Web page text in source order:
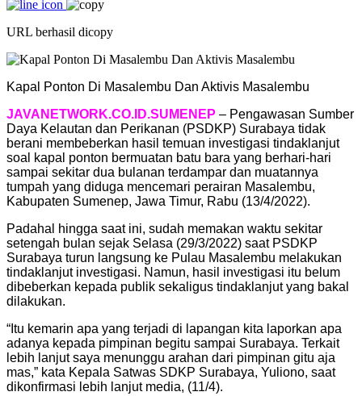
URL berhasil dicopy
Kapal Ponton Di Masalembu Dan Aktivis Masalembu
JAVANETWORK.CO.ID.SUMENEP – Pengawasan Sumber
Daya Kelautan dan Perikanan (PSDKP) Surabaya tidak
berani membeberkan hasil temuan investigasi tindaklanjut
soal kapal ponton bermuatan batu bara yang berhari-hari
sampai sekitar dua bulanan terdampar dan muatannya
tumpah yang diduga mencemari perairan Masalembu,
Kabupaten Sumenep, Jawa Timur, Rabu (13/4/2022).
Padahal hingga saat ini, sudah memakan waktu sekitar
setengah bulan sejak Selasa (29/3/2022) saat PSDKP
Surabaya turun langsung ke Pulau Masalembu melakukan
tindaklanjut investigasi. Namun, hasil investigasi itu belum
dibeberkan kepada publik sekaligus tindaklanjut yang bakal
dilakukan.
“Itu kemarin apa yang terjadi di lapangan kita laporkan apa
adanya kepada pimpinan begitu sampai Surabaya. Terkait
lebih lanjut saya menunggu arahan dari pimpinan gitu aja
mas,” kata Kepala Satwas SDKP Surabaya, Yuliono, saat
dikonfirmasi lebih lanjut media, (11/4).